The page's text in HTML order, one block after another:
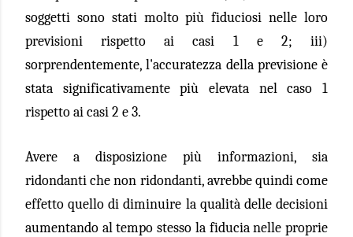
soggetti sono stati molto più fiduciosi nelle loro
previsioni rispetto ai casi 1 e 2; iii)
sorprendentemente, l'accuratezza della previsione è
stata significativamente più elevata nel caso 1
rispetto ai casi 2 e 3.
Avere a disposizione più informazioni, sia
ridondanti che non ridondanti, avrebbe quindi come
effetto quello di diminuire la qualità delle decisioni
aumentando al tempo stesso la fiducia nelle proprie